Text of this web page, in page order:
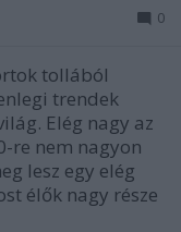
0
tollából
trendek
Elég nagy az
re nem nagyon
lesz egy elég
élők nagy része